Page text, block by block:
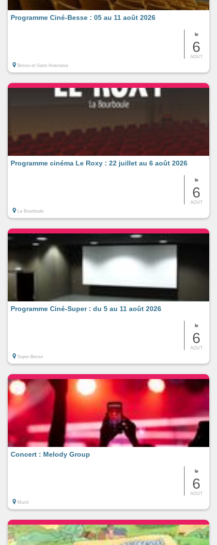
le
6
AOUT
Programme Ciné-Besse : 05 au 11 août 2026
Besse-et-Saint-Anastaise
le
6
AOUT
Programme cinéma Le Roxy : 22 juillet au 6 août 2026
La Bourboule
le
6
AOUT
Programme Ciné-Super : du 5 au 11 août 2026
Super-Besse
le
6
AOUT
Concert : Melody Group
Murol